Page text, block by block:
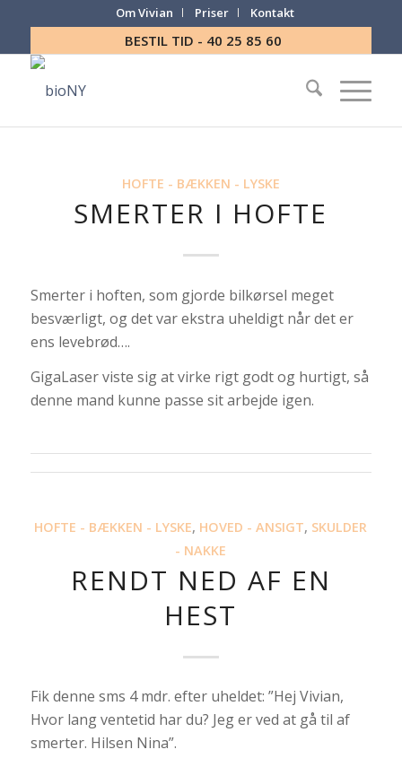
Om Vivian Priser Kontakt
BESTIL TID - 40 25 85 60
HOFTE - BÆKKEN - LYSKE
SMERTER I HOFTE
Smerter i hoften, som gjorde bilkørsel meget
besværligt, og det var ekstra uheldigt når det er
ens levebrød….
GigaLaser viste sig at virke rigt godt og hurtigt, så
denne mand kunne passe sit arbejde igen.
HOFTE - BÆKKEN - LYSKE, HOVED - ANSIGT, SKULDER
- NAKKE
RENDT NED AF EN
HEST
Fik denne sms 4 mdr. efter uheldet: ”Hej Vivian,
Hvor lang ventetid har du? Jeg er ved at gå til af
smerter. Hilsen Nina”.